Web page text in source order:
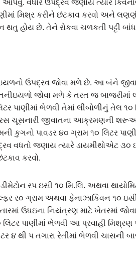
વધારે ઉપદ્રવ જણાય ત્યારે
મિશ્ર કરીને છંટકાવ કરવો અને
હોય છે. તેને રોકવા ચળકતી પટ્ટી
ઉપદ્રવ જોવા મળે છે. આ બંને
જોવા મળે કે તરત જ બાજરીમાં
પાણીમાં ભેળવી તેમાં લીંબોળીનું તેલ ૧૦
રસ ચૂસનારી જીવાતના આક્રમણની
કુગનો પાવડર ૪૦ ગ્રામ ૧૦ લિટર
વધતો જણાય ત્યારે ડાયમીથોએટ ૩૦
કરવો.
રપ ઇસી ૧૦ મિ.લિ. અથવા
ર૦ ગ્રામ અથવા ફેનાઝાકિવન ૧૦ ઇસી
ઉધઇના નિયંત્રણ માટે ખેતરમાં
લિટર પાણીમાં ભેળવી આ પ્રવાહી
૪ થી પ તગારા રેતીમાં ભેળવી ચાસની